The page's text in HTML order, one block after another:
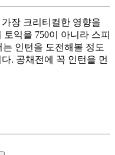
장 크리티컬한 영향을
익을 750이 아니라 스피
인턴을 도전해볼 정도
. 공채전에 꼭 인턴을 먼